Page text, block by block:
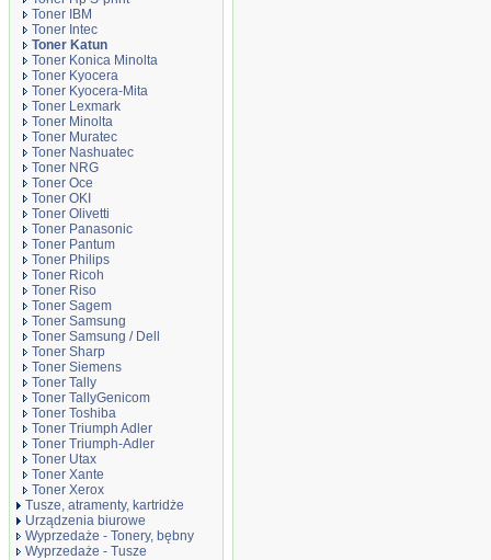
Toner IBM
Toner Intec
Toner Katun
Toner Konica Minolta
Toner Kyocera
Toner Kyocera-Mita
Toner Lexmark
Toner Minolta
Toner Muratec
Toner Nashuatec
Toner NRG
Toner Oce
Toner OKI
Toner Olivetti
Toner Panasonic
Toner Pantum
Toner Philips
Toner Ricoh
Toner Riso
Toner Sagem
Toner Samsung
Toner Samsung / Dell
Toner Sharp
Toner Siemens
Toner Tally
Toner TallyGenicom
Toner Toshiba
Toner Triumph Adler
Toner Triumph-Adler
Toner Utax
Toner Xante
Toner Xerox
Tusze, atramenty, kartridże
Urządzenia biurowe
Wyprzedaże - Tonery, bębny
Wyprzedaże - Tusze